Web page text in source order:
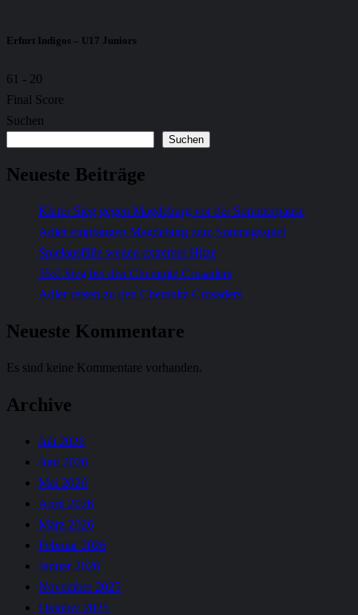
Erfurt Indigos – U17 Juniors
61 - 20
Final Score
Suchen
Suchen
Neueste Beiträge
Klarer Sieg gegen Magdeburg vor der Sommerpause
Adler empfangen Magdeburg zum Sonntagsspiel
Spielausfälle wegen extremer Hitze
35:0 Sieg bei den Chemnitz Crusaders
Adler reisen zu den Chemnitz Crusaders
Neueste Kommentare
Es sind keine Kommentare vorhanden.
Archive
Juli 2026
Juni 2026
Mai 2026
April 2026
März 2026
Februar 2026
Januar 2026
November 2025
Oktober 2025